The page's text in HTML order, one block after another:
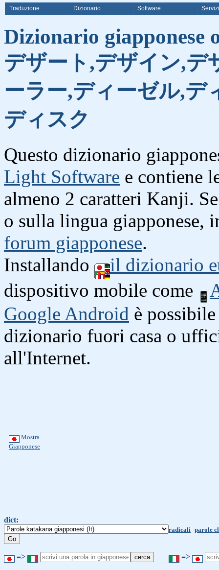
Traduzione Dizionario Software Servizi
Dizionario giapponese
デザート,デザイン,デ
ーラー,ディーゼル,デ
ディスク
Questo dizionario
Light Software e contiene
almeno 2 caratteri Kanji.
o sulla lingua giapponese,
forum giapponese.
Installando
il dizionario
dispositivo mobile come
Google Android è
dizionario fuori casa o
all'Internet.
Mostra
Giapponese
dict:
radicali parole
=> =>